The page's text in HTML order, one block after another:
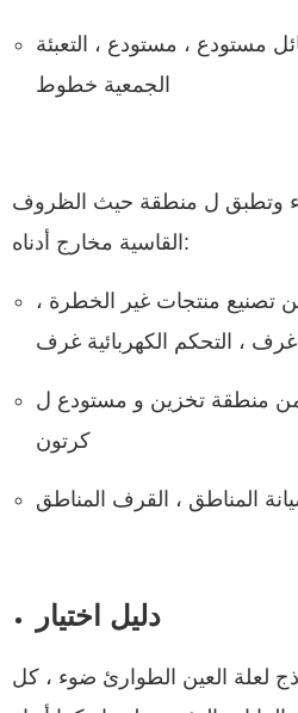
مستودع ، مستودع ، التعبئة
الجمعية خطوط
وتطبق ل منطقة حيث الظروف
القاسية مخارج أدناه:
تصنيع منتجات غير الخطرة ،
، التحكم الكهربائية غرف
من منطقة تخزين و مستودع ل
كرتون
المناطق ، القرف المناطق
دليل اختيار
لعلة العين الطوارئ ضوء ، كل